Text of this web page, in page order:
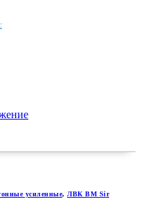
усиленные, ЛВК ВМ Sir